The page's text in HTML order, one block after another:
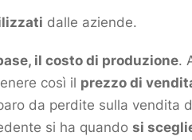
dalle aziende.
il costo di produzione.
così il prezzo di
da perdite sulla vendita
si ha quando si